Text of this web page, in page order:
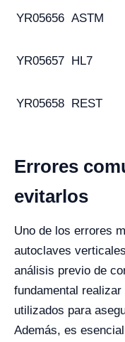
YR05656 ASTM
YR05657 HL7
YR05658 REST
Errores
evitarlos
Uno de los errores
autoclaves
análisis previo de
fundamental
utilizados para
Además, es